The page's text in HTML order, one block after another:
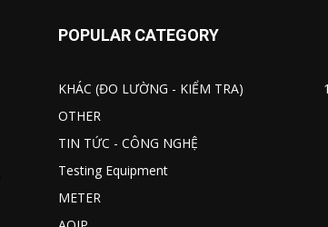
POPULAR CATEGORY
KHÁC (ĐO LƯỜNG - KIỂM TRA)
OTHER
TIN TỨC - CÔNG NGHỆ
Testing Equipment
METER